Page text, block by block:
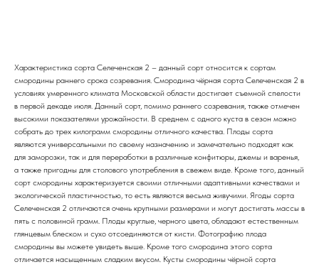
Характеристика сорта Селеченская 2 – данный сорт относится к сортам
смородины раннего срока созревания. Смородина чёрная сорта Селеченская 2 в
условиях умеренного климата Московской области достигает съемной спелости
в первой декаде июля. Данный сорт, помимо раннего созревания, также отмечен
высокими показателями урожайности. В среднем с одного куста в сезон можно
собрать до трех килограмм смородины отличного качества. Плоды сорта
являются универсальными по своему назначению и замечательно подходят как
для заморозки, так и для переработки в различные конфитюры, джемы и варенья,
а также пригодны для столового употребления в свежем виде. Кроме того, данный
сорт смородины характеризуется своими отличными адаптивными качествами и
экологической пластичностью, то есть являются весьма живучими. Ягоды сорта
Селеченская 2 отличаются очень крупными размерами и могут достигать массы в
пять с половиной грамм. Плоды круглые, черного цвета, обладают естественным
глянцевым блеском и сухо отсоединяются от кисти. Фотографию плода
смородины вы можете увидеть выше. Кроме того смородина этого сорта
отличается насыщенным сладким вкусом. Кусты смородины чёрной сорта